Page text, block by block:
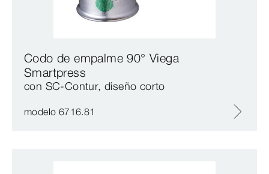
Codo de empalme 90° Viega
Smartpress
con SC‑Contur, diseño corto
modelo 6716.81